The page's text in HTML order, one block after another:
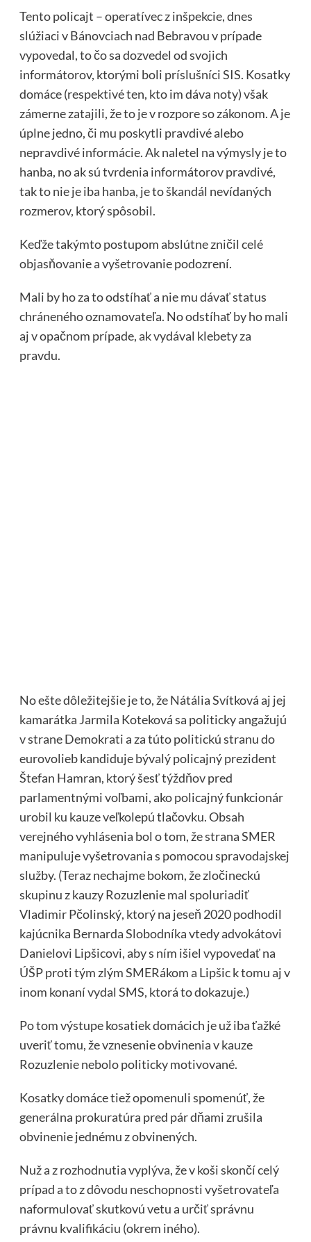
Tento policajt – operatívec z inšpekcie, dnes
slúžiaci v Bánovciach nad Bebravou v prípade
vypovedal, to čo sa dozvedel od svojich
informátorov, ktorými boli príslušníci SIS. Kosatky
domáce (respektivé ten, kto im dáva noty) však
zámerne zatajili, že to je v rozpore so zákonom. A je
úplne jedno, či mu poskytli pravdivé alebo
nepravdivé informácie. Ak naletel na výmysly je to
hanba, no ak sú tvrdenia informátorov pravdivé,
tak to nie je iba hanba, je to škandál nevídaných
rozmerov, ktorý spôsobil.
Keďže takýmto postupom abslútne zničil celé
objasňovanie a vyšetrovanie podozrení.
Mali by ho za to odstíhať a nie mu dávať status
chráneného oznamovateľa. No odstíhať by ho mali
aj v opačnom prípade, ak vydával klebety za
pravdu.
No ešte dôležitejšie je to, že Nátália Svítková aj jej
kamarátka Jarmila Koteková sa politicky angažujú
v strane Demokrati a za túto politickú stranu do
eurovolieb kandiduje bývalý policajný prezident
Štefan Hamran, ktorý šesť týždňov pred
parlamentnými voľbami, ako policajný funkcionár
urobil ku kauze veľkolepú tlačovku. Obsah
verejného vyhlásenia bol o tom, že strana SMER
manipuluje vyšetrovania s pomocou spravodajskej
služby. (Teraz nechajme bokom, že zločineckú
skupinu z kauzy Rozuzlenie mal spoluriadiť
Vladimir Pčolinský, ktorý na jeseň 2020 podhodil
kajúcnika Bernarda Slobodníka vtedy advokátovi
Danielovi Lipšicovi, aby s ním išiel vypovedať na
ÚŠP proti tým zlým SMERákom a Lipšic k tomu aj v
inom konaní vydal SMS, ktorá to dokazuje.)
Po tom výstupe kosatiek domácich je už iba ťažké
uveriť tomu, že vznesenie obvinenia v kauze
Rozuzlenie nebolo politicky motivované.
Kosatky domáce tiež opomenuli spomenúť, že
generálna prokuratúra pred pár dňami zrušila
obvinenie jednému z obvinených.
Nuž a z rozhodnutia vyplýva, že v koši skončí celý
prípad a to z dôvodu neschopnosti vyšetrovateľa
naformulovať skutkovú vetu a určiť správnu
právnu kvalifikáciu (okrem iného).